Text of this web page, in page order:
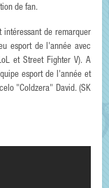
de fan.
intéressant de remarquer
esport de l'année avec
et Street Fighter V). A
esport de l'année et
"Coldzera" David. (SK